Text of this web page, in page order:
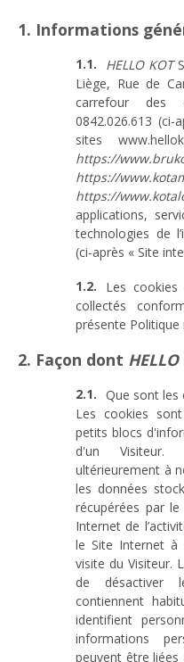
1. Informations
HELLO KOT
Liège, Rue de
carrefour des
0842.026.613 (ci-
sites
https://
https://
https://
applications,
technologies de
(ci-après « Site
Les
collectés
présente Politique
2. Façon dont HELLO
Que sont les
Les cookies
petits blocs
d'un Visiteur.
ultérieurement à
les données
récupérées par
Internet de
le Site Internet à
visite du Visiteur.
de désactiver
contiennent
identifient
informations
peuvent être